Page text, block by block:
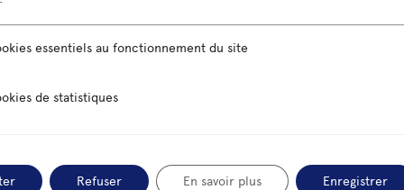
présenter
au fonctionnement du site
essentiels au fonctionnement du site
statistiques
de statistiques
Refuser En savoir plus Enregistrer